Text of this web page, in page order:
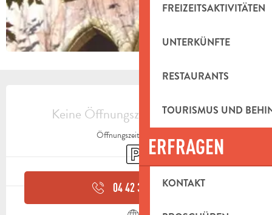
FREIZEITSAKTIVITÄTEN
UNTERKÜNFTE
RESTAURANTS
TOURISMUS UND
ERFRAGEN
KONTAKT
Keine Öffnungszeiten hinterlegt
Öffnungszeiten ansehen
Parkplatz
04 42 32 63▒▒